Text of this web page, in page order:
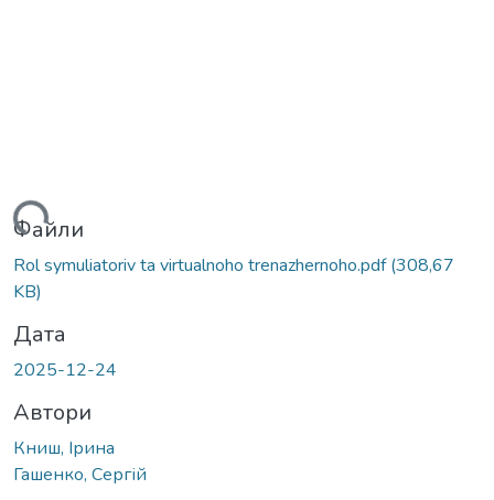
Файли
Rol symuliatoriv ta virtualnoho trenazhernoho.pdf(308,67
KB)
Дата
2025-12-24
Автори
Книш, Ірина
Гашенко, Сергій